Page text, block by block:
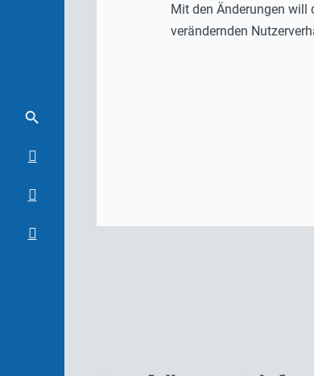
Mit den Änderungen will
verändernden